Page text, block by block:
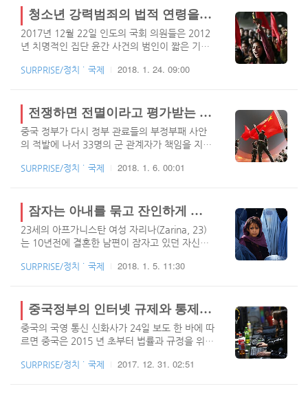
독립을 하면 쉽겠지만 이건 무슨 게릴라 테러범
들 처럼 숨어있다가 순식간에 휩쓸고 다니니 도
저히 경찰들로는 상..
고 있지만, 그것이 버튼 하나로 이루어지지는 않
는다. AP통신과 CBS방송사의 기사를 인용한 부
분중에서【김정은】은 신년 연설에서「미국은
핵미사일을 언제던지 발사할 수 있는 핵 단추가
내 책상위에 있다는 사실을 알아야 할 것이라고
우리 나라에 맞서 전쟁을 시작할 수 없다.」라고
연설하였다. 이에 대해 도널드 트럼프 대통령은
다음과 같..
청소년 강력범죄의 법적 연령을 18세에서 16세로 낮추는 인도
2017년 12월 22일 인도의 국회 의원들은 2012
년 치명적인 집단 윤간 사건의 범인이 짧은 기간
반영해 미성년자의 강력 범죄에 대한 연령제한을
은 화요일 시내 버스에서 23세 여성을 집단 윤간
한 사건에 대해 비난하는 항의를 벌이고 있다. 그
남자는 자신의 18세 생일이 얼마 남지 않았을때,
당시 그와 다른 다섯명의 남성들과 인도의 수도
중심부에서 버스에 타고 있던 23세의 여성을 잔
델리 버스 강간 사건 피해자의 아버지 그 남자는
미성년자로 실형 3년 형을 받았으며, 얼마..
SURPRISE/정치 ˙ 국제 2018. 1. 24. 09:00
전쟁하면 전멸이라고 평가받는 중국 인민해방군의 놀라운 부패 수준!
중국 정부가 다시 정부 관료들의 부정부패 사안
의 적발에 나서 33명의 군 관계자가 책임을 지게
가들은 하급에서 상급의 중국군 관료들의 부패
은 8월 20일 군사위원회 소속 기관인 규율 검사
위원회가 금전이나 물품, 이익 독점, 호화로운 식
사 및 향응 등 13개 항목의 전형적인 군 내부 부
패가 적발 되었다. 이로인해, 12건의 규율을 위반
한 33명의 장교, 105명의 하급 군 관료가 적발되
대한 세부 내용을 담은 문서에 따르면 공적 자금
으로 200억 위안(한화 3조 2,..
SURPRISE/정치 ˙ 국제 2018. 1. 6. 00:01
잠자는 아내를 묶고 잔인하게 폭행한 후 귀를 잘라낸 남편
23세의 아프가니스탄 여성 자리나(Zarina, 23)
는 10년전에 결혼한 남편이 잠자고 있던 자신을
니다. 그녀는 13세에 현재의 남편에게 시집을 왔
않았는데 왜 남편이 나에게 이런 짓을 했는지 모
르겠다고 말했습니다. 가끔 남편은 그녀가 친부
모님의 집에 방문했을때 이상한 남자들과 대화하
는 것을 비난하였고, 의처증이 심한 편이었다고
한다. 그녀는 남편에게 공격 받은 후 지금은 안정
SURPRISE/정치 ˙ 국제 2018. 1. 5. 11:30
중국정부의 인터넷 규제와 통제로 지난 3년간 1만 3.00개의 불법사이트 및 1천만개 이상의 계정 폐쇠조치
중국의 국영 통신 신화사가 24일 보도 한 바에 따
르면 중국은 2015 년 초부터 법률과 규정을 위반
합니다. 중국내 대부분의 사람들은 정부의 인터
SURPRISE/정치 ˙ 국제 2017. 12. 31. 02:51